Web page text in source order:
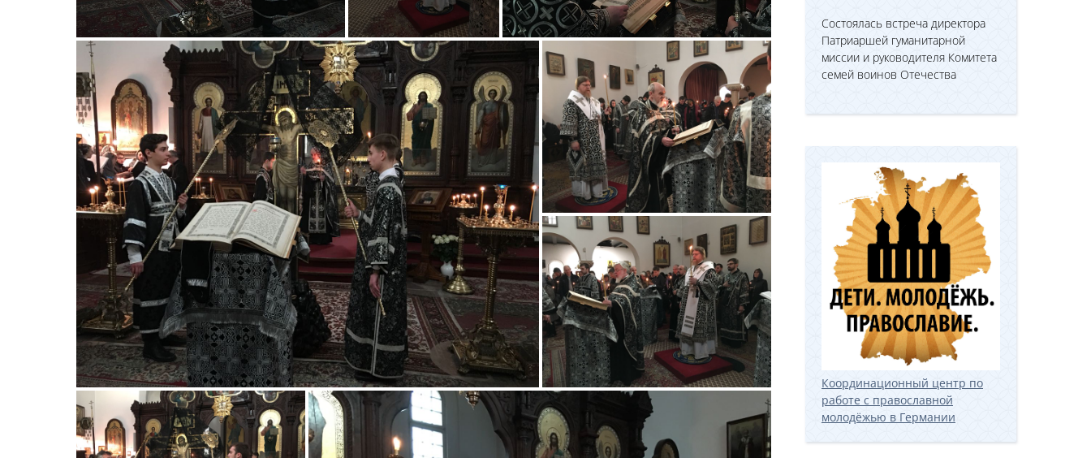
Состоялась встреча директора
Патриаршей гуманитарной
миссии и руководителя Комитета
семей воинов Отечества
Координационный центр по
работе с православной
молодёжью в Германии